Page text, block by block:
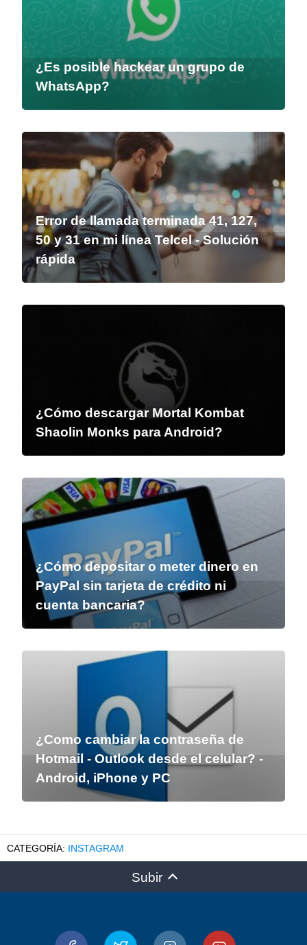
¿Es posible hackear un grupo de
WhatsApp?
Error de llamada terminada 41, 127,
50 y 31 en mi línea Telcel - Solución
rápida
¿Cómo descargar Mortal Kombat
Shaolin Monks para Android?
¿Cómo depositar o meter dinero en
PayPal sin tarjeta de crédito ni
cuenta bancaria?
¿Como cambiar la contraseña de
Hotmail - Outlook desde el celular? -
Android, iPhone y PC
INSTAGRAM
Subir